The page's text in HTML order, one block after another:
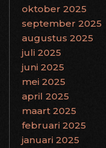
oktober 2025
september 2025
augustus 2025
juli 2025
juni 2025
mei 2025
april 2025
maart 2025
februari 2025
januari 2025